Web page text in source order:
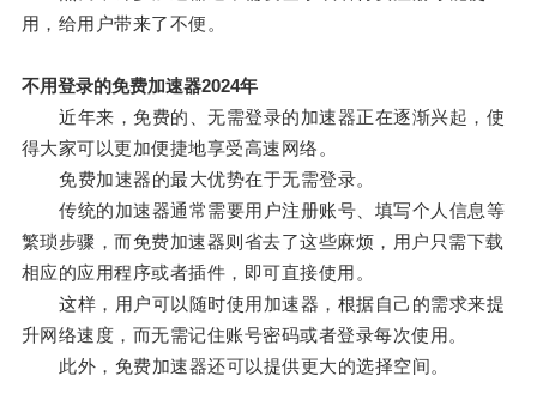
用，给用户带来了不便。
不用登录的免费加速器2024年
近年来，免费的、无需登录的加速器正在逐渐兴起，使
得大家可以更加便捷地享受高速网络。
免费加速器的最大优势在于无需登录。
传统的加速器通常需要用户注册账号、填写个人信息等
繁琐步骤，而免费加速器则省去了这些麻烦，用户只需下载
相应的应用程序或者插件，即可直接使用。
这样，用户可以随时使用加速器，根据自己的需求来提
升网络速度，而无需记住账号密码或者登录每次使用。
此外，免费加速器还可以提供更大的选择空间。